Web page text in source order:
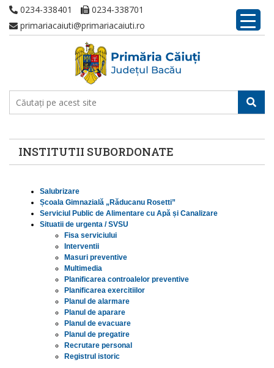
0234-338401
0234-338701
primariacaiuti@primariacaiuti.ro
INSTITUTII SUBORDONATE
Salubrizare
Școala Gimnazială „Răducanu Rosetti”
Serviciul Public de Alimentare cu Apă și Canalizare
Situatii de urgenta / SVSU
Fisa serviciului
Interventii
Masuri preventive
Multimedia
Planificarea controalelor preventive
Planificarea exercitiilor
Planul de alarmare
Planul de aparare
Planul de evacuare
Planul de pregatire
Recrutare personal
Registrul istoric